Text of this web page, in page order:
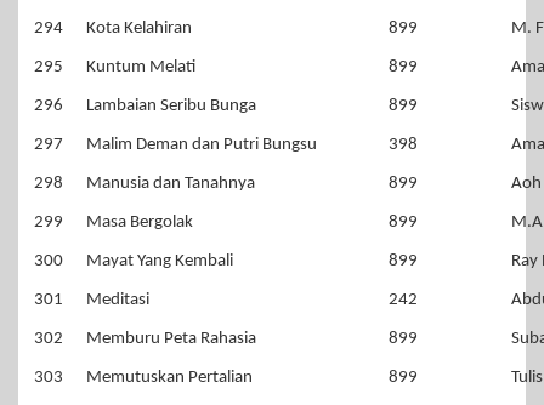
294 Kota Kelahiran 899 M.
295 Kuntum Melati 899
296 Lambaian Seribu Bunga 899
297 Malim Deman dan Putri Bungsu 398
298 Manusia dan Tanahnya 899 Aoh
299 Masa Bergolak 899
300 Mayat Yang Kembali 899 Ray
301 Meditasi 242
302 Memburu Peta Rahasia 899
303 Memutuskan Pertalian 899